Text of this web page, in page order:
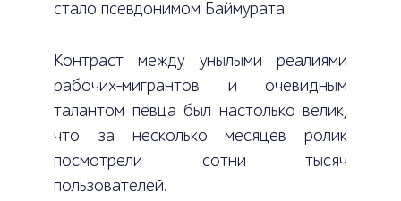
стало псевдонимом Баймурата.
Контраст между унылыми реалиями
рабочих-мигрантов и очевидным
талантом певца был настолько велик,
что за несколько месяцев ролик
посмотрели сотни тысяч
пользователей.